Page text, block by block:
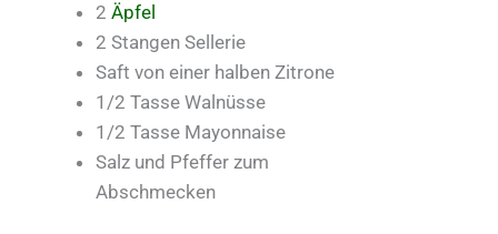
2 Äpfel
2 Stangen Sellerie
Saft von einer halben Zitrone
1/2 Tasse Walnüsse
1/2 Tasse Mayonnaise
Salz und Pfeffer zum
Abschmecken